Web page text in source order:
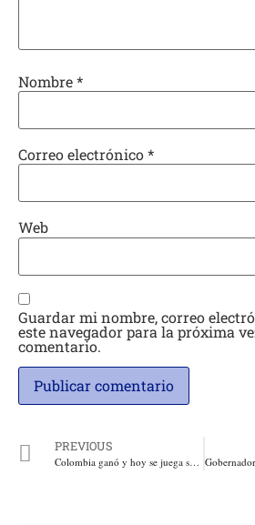
Nombre*
Correo electrónico*
Web
Guardar mi nombre, correo
este navegador para la próxima
comentario.
PREVIOUS
Colombia ganó y hoy se juega su clasificación al Mundial de Amputados